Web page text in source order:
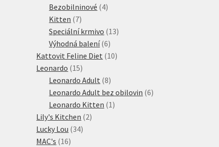
produktů
Bezobilninové 44
Kitten 77
produktů
Speciální krmivo 1313
Výhodná balení 66
produktů
Kattovit Feline Diet 1010
Leonardo 1515
produktů
Leonardo Adult 88
produktů
Leonardo Adult bez obilovin 66
Leonardo Kitten 1 1
Lily's Kitchen 22
Lucky Lou 3434
MAC's 1616